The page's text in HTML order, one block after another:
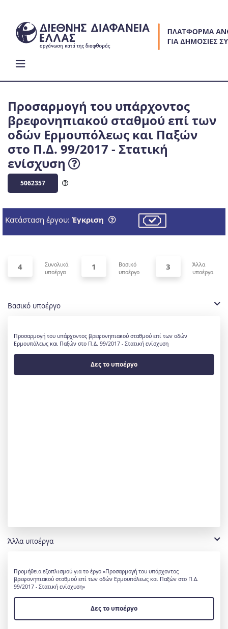
content
Προσαρμογή του υπάρχοντος
βρεφονηπιακού σταθμού επί των
οδών Ερμουπόλεως και Παξών
στο Π.Δ. 99/2017 - Στατική
ενίσχυση
5062357
Κατάσταση έργου: Έγκριση
4
Συνολικά
υποέργα
1
Βασικό
υποέργο
3
Άλλα
υποέργα
Βασικό υποέργο
Προσαρμογή του υπάρχοντος βρεφονηπιακού σταθμού επί των οδών
Ερμουπόλεως και Παξών στο Π.Δ. 99/2017 - Στατική ενίσχυση
Δες το υποέργο
Άλλα υποέργα
Προμήθεια εξοπλισμού για το έργο «Προσαρμογή του υπάρχοντος
βρεφονηπιακού σταθμού επί των οδών Ερμουπόλεως και Παξών στο Π.Δ.
99/2017 - Στατική ενίσχυση»
Δες το υποέργο